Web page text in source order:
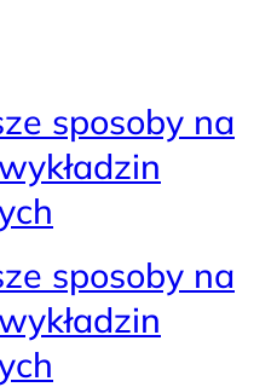
sposoby na
sposoby na